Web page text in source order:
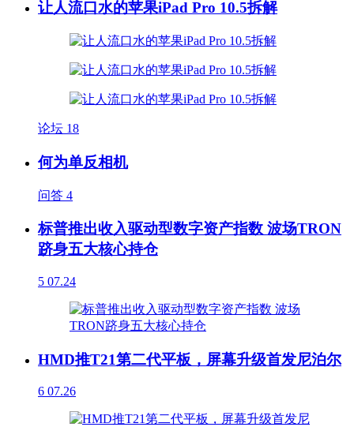
让人流口水的苹果iPad Pro 10.5拆解
论坛 18
何为单反相机
问答 4
标普推出收入驱动型数字资产指数 波场TRON
跻身五大核心持仓
5 07.24
HMD推T21第二代平板，屏幕升级首发尼泊尔
6 07.26